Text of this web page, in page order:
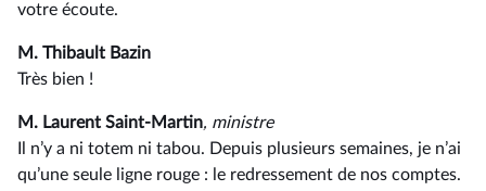
votre écoute.
M. Thibault Bazin
Très bien !
M. Laurent Saint-Martin, ministre
Il n’y a ni totem ni tabou. Depuis plusieurs semaines, je n’ai
qu’une seule ligne rouge : le redressement de nos comptes.